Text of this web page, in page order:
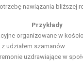
nawiązania bliższej
Przykłady
organizowane w
udziałem szamanów
uzdrawiające w